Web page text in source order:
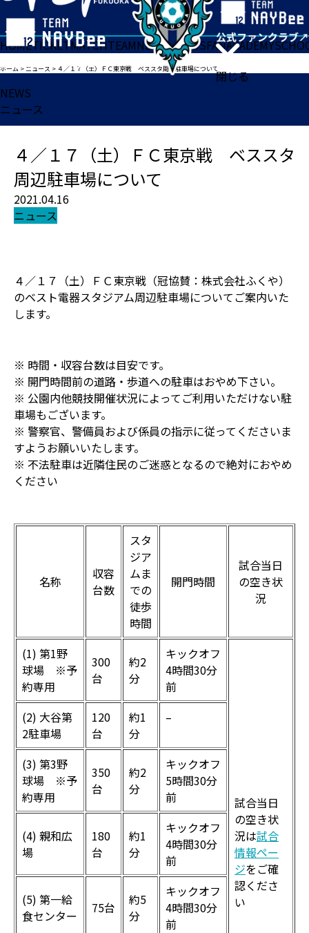
閉じる
HOMETICKETMATCHTEAMNEWSGOODSFANACADEMY
ホーム >ニュース > ４／１７（土）ＦＣ東京戦 ベススタ周辺駐車場について
NEWS
ニュース
４／１７（土）ＦＣ東京戦 ベススタ
周辺駐車場について
2021.04.16
ニュース
４／１７（土）ＦＣ東京戦（冠協賛：株式会社ふくや）
のベスト電器スタジアム周辺駐車場についてご案内いた
します。
※ 時間・収容台数は目安です。
※ 開門時間前の道路・歩道への駐車はおやめ下さい。
※ 公園内他競技開催状況によってご利用いただけない駐
車場もございます。
※ 警察官、警備員および係員の指示に従ってくださいま
すようお願いいたします。
※ 不法駐車は近隣住民のご迷惑となるので絶対におやめ
ください
名称
収容
台数
スタ
ジア
ムま
での
徒歩
時間
開門時間
試合当日
の空き状
況
(1) 第1野
球場 ※予
約専用
300
台
約2
分
キックオフ
4時間30分
前
試合当日
の空き状
況は試合
情報ペー
ジをご確
認くださ
い
(2) 大谷第
2駐車場
120
台
約1
分
–
(3) 第3野
球場 ※予
約専用
350
台
約2
分
キックオフ
5時間30分
前
(4) 親和広
場
180
台
約1
分
キックオフ
4時間30分
前
(5) 第一給
食センター
75台
約5
分
キックオフ
4時間30分
前